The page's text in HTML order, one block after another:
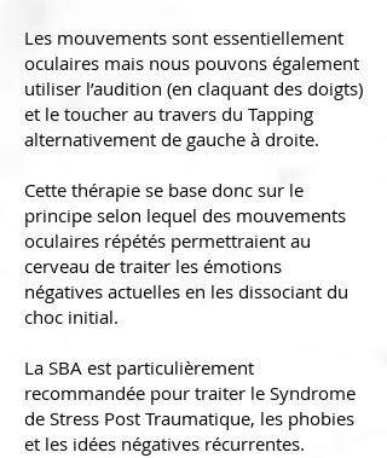
Les mouvements sont essentiellement
oculaires mais nous pouvons également
utiliser l’audition (en claquant des doigts)
et le toucher au travers du Tapping
alternativement de gauche à droite.
Cette thérapie se base donc sur le
principe selon lequel des mouvements
oculaires répétés permettraient au
cerveau de traiter les émotions
négatives actuelles en les dissociant du
choc initial.
La SBA est particulièrement
recommandée pour traiter le Syndrome
de Stress Post Traumatique, les phobies
et les idées négatives récurrentes.